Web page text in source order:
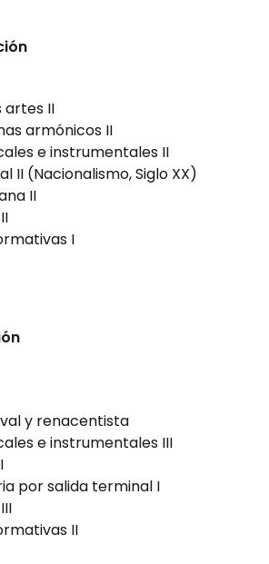
artes II
armónicos II
e instrumentales II
II (Nacionalismo, Siglo XX)
II
I
y renacentista
e instrumentales III
por salida terminal I
II